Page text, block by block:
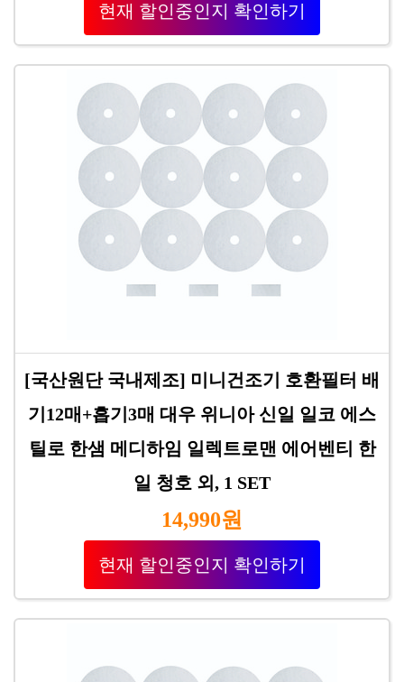
현재 할인중인지 확인하기
[국산원단 국내제조] 미니건조기 호환필터 배
기12매+흡기3매 대우 위니아 신일 일코 에스
틸로 한샘 메디하임 일렉트로맨 에어벤티 한
일 청호 외, 1 SET
14,990원
현재 할인중인지 확인하기